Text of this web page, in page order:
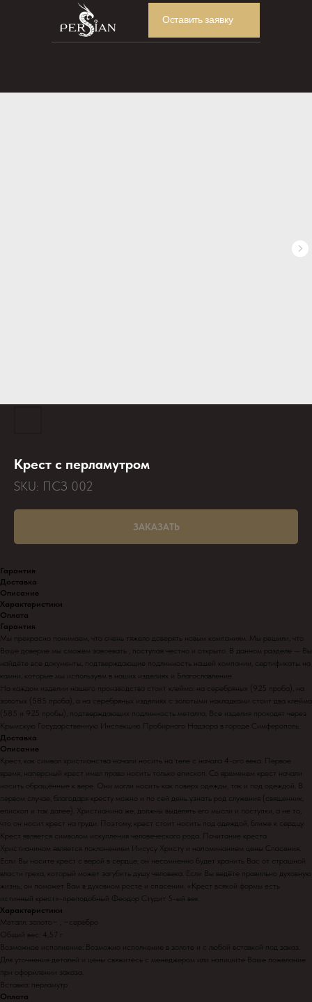
Оставить заявку
Крест с перламутром
SKU: ПСЗ 002
ЗАКАЗАТЬ
Гарантия
Доставка
Описание
Характеристики
Оплата
Гарантия
Мы прекрасно понимаем, что очень тяжело доверять новым компаниям. Мы решили, что
Ваше доверие мы сможем завоевать , поступая честно и открыто. В данном разделе — Вы
найдёте все документы, подтверждающие подлинность нашей компании, сертификаты на
камни, которые мы используем в наших изделиях и Благославление.
На каждом изделии нашего производства стоит клеймо: на серебряных (925 проба), на
золотых (585 проба), а на серебряных изделиях с золотыми накладками стоит два клейма
(585 и 925 пробы), подтверждающих подлинность металла. Все изделия проходят через
Крымскую Государственную Инспекцию Пробирного Надзора в городе Симферополь.
Доставка
Описание
Крест, как символ христианства начали носить на теле с начала 4-ого века. Первое
время, наперсный крест имел право носить только епископ. Со временем крест начали
носить обращённые к вере. Они могли носить как поверх одежды, так и под одеждой. В
первом случае, благодаря кресту можно и по сей день узнать род служения (священник,
епископ и так далее). Христианина же, должны выделять его мысли и поступки, а не то,
что он носит крест на груди. Поэтому, крест стоит носить под одеждой, ближе к сердцу.
Крест является символом искупления человеческого рода. Почитание креста
Христианином является поклонением Иисусу Христу и напоминанием цены Спасения.
Если Вы носите крест с верой в сердце, он несомненно будет хранить Вас от страшной
власти греха, который может загубить душу человека. Если Вы ведёте правильно духовную
жизнь, он поможет Вам в духовном росте и спасении. «Крест всякой формы есть
истинный крест»-преподобный Феодор Студит 5-ый век.
Характеристики
Металл: золото~ , ~серебро
Общий вес: 4,57 г
Возможное исполнение: Возможно исполнение в золоте и с любой вставкой под заказ.
Для уточнения деталей и цены свяжитесь с менеджером или напишите Ваше пожелание
при оформлении заказа.
Вставка: перламутр
Оплата